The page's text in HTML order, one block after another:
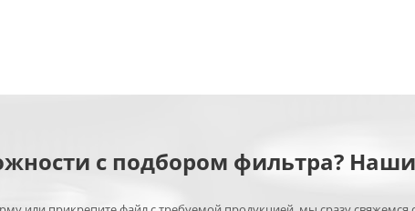
с подбором фильтра?